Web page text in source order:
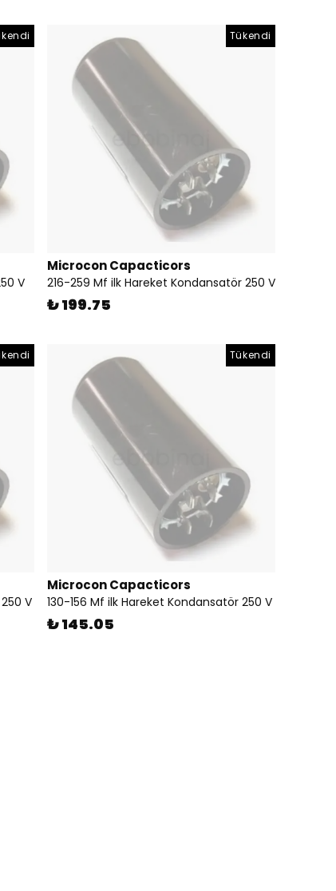
V
Tükendi
Microcon Capacticors
216-259 Mf ilk Hareket Kondansatör 250 V
₺ 199.75
V
Tükendi
Microcon Capacticors
130-156 Mf ilk Hareket Kondansatör 250 V
₺ 145.05